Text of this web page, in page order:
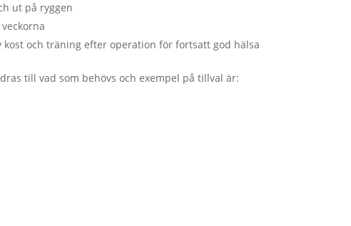
ut på ryggen
och träning efter operation för fortsatt god hälsa
till vad som behövs och exempel på tillval är: